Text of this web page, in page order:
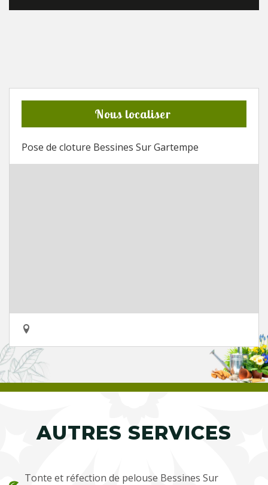
Nous localiser
Pose de cloture Bessines Sur Gartempe
AUTRES SERVICES
Tonte et réfection de pelouse Bessines Sur